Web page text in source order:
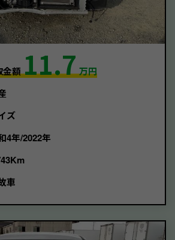
金額11.7万円
ズ
4年/2022年
車